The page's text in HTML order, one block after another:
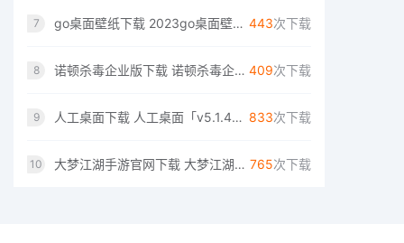
7 go桌面壁纸下载 2023go桌面壁纸（7.76MB）完整版 443次下载
8 诺顿杀毒企业版下载 诺顿杀毒企业版「v1.0.8」怀旧版 409次下载
9 人工桌面下载 人工桌面「v5.1.4」变态版 833次下载
10 大梦江湖手游官网下载 大梦江湖手游官网「v4.1.5」加强版 765次下载